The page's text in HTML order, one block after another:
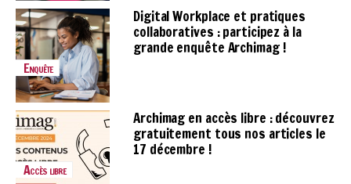
Enquête
Digital Workplace et pratiques
collaboratives : participez à la
grande enquête Archimag !
Accès libre
Archimag en accès libre : découvrez
gratuitement tous nos articles le
17 décembre !